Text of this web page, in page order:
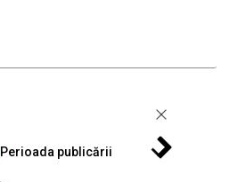
Perioada publicării